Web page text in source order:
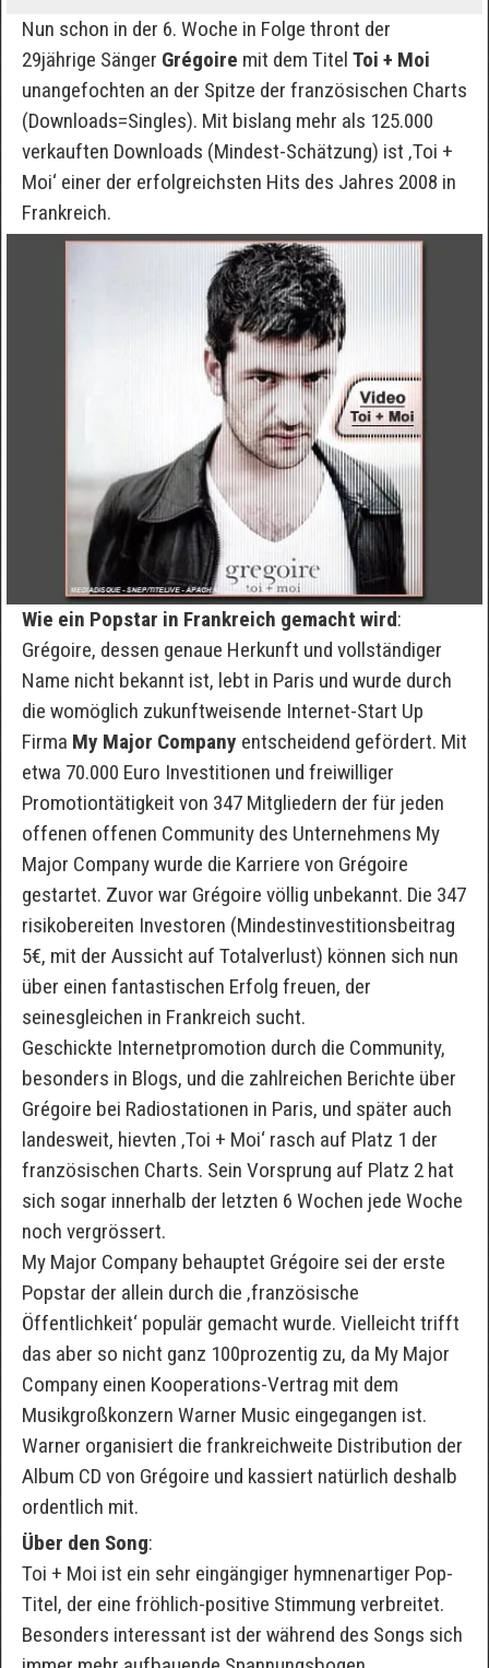
Nun schon in der 6. Woche in Folge thront der
29jährige Sänger Grégoire mit dem Titel Toi + Moi
unangefochten an der Spitze der französischen Charts
(Downloads=Singles). Mit bislang mehr als 125.000
verkauften Downloads (Mindest-Schätzung) ist ‚Toi +
Moi‘ einer der erfolgreichsten Hits des Jahres 2008 in
Frankreich.
Wie ein Popstar in Frankreich gemacht wird:
Grégoire, dessen genaue Herkunft und vollständiger
Name nicht bekannt ist, lebt in Paris und wurde durch
die womöglich zukunftweisende Internet-Start Up
Firma My Major Company entscheidend gefördert. Mit
etwa 70.000 Euro Investitionen und freiwilliger
Promotiontätigkeit von 347 Mitgliedern der für jeden
offenen offenen Community des Unternehmens My
Major Company wurde die Karriere von Grégoire
gestartet. Zuvor war Grégoire völlig unbekannt. Die 347
risikobereiten Investoren (Mindestinvestitionsbeitrag
5€, mit der Aussicht auf Totalverlust) können sich nun
über einen fantastischen Erfolg freuen, der
seinesgleichen in Frankreich sucht.
Geschickte Internetpromotion durch die Community,
besonders in Blogs, und die zahlreichen Berichte über
Grégoire bei Radiostationen in Paris, und später auch
landesweit, hievten ‚Toi + Moi‘ rasch auf Platz 1 der
französischen Charts. Sein Vorsprung auf Platz 2 hat
sich sogar innerhalb der letzten 6 Wochen jede Woche
noch vergrössert.
My Major Company behauptet Grégoire sei der erste
Popstar der allein durch die ‚französische
Öffentlichkeit‘ populär gemacht wurde. Vielleicht trifft
das aber so nicht ganz 100prozentig zu, da My Major
Company einen Kooperations-Vertrag mit dem
Musikgroßkonzern Warner Music eingegangen ist.
Warner organisiert die frankreichweite Distribution der
Album CD von Grégoire und kassiert natürlich deshalb
ordentlich mit.
Über den Song:
Toi + Moi ist ein sehr eingängiger hymnenartiger Pop-
Titel, der eine fröhlich-positive Stimmung verbreitet.
Besonders interessant ist der während des Songs sich